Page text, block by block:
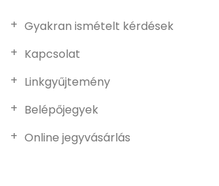
Gyakran ismételt kérdések
Kapcsolat
Linkgyűjtemény
Belépőjegyek
Online jegyvásárlás